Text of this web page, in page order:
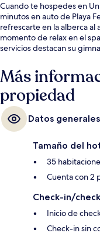
Cuando te hospedes en
minutos en auto de Playa
refrescarte en la alberca al
momento de relax en el
servicios destacan su
Más
propiedad
Datos generales
Tamaño del
35
Cuenta con 2
Check-in/
Inicio de
Check-in sin